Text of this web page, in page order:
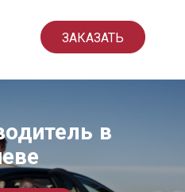
ЗАКАЗАТЬ
в